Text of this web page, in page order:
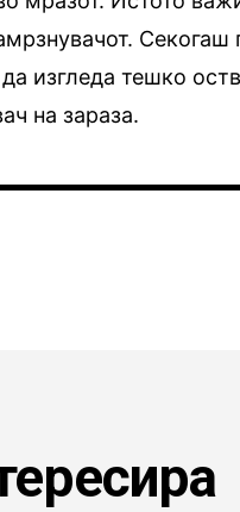
Секогаш
изгледа тешко
на зараза.